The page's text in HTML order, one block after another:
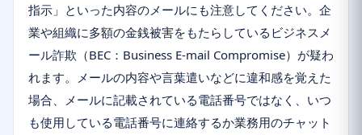
指示」といった内容のメールにも注意してください。企
業や組織に多額の金銭被害をもたらしているビジネスメ
ール詐欺（BEC：Business E-mail Compromise）が疑わ
れます。メールの内容や言葉遣いなどに違和感を覚えた
場合、メールに記載されている電話番号ではなく、いつ
も使用している電話番号に連絡するか業務用のチャット